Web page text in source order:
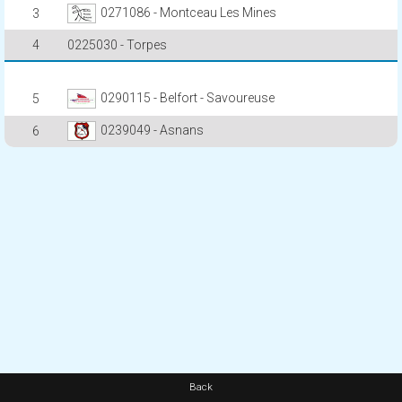
3 0271086 - Montceau Les Mines
4 0225030 - Torpes
5 0290115 - Belfort - Savoureuse
6 0239049 - Asnans
Back